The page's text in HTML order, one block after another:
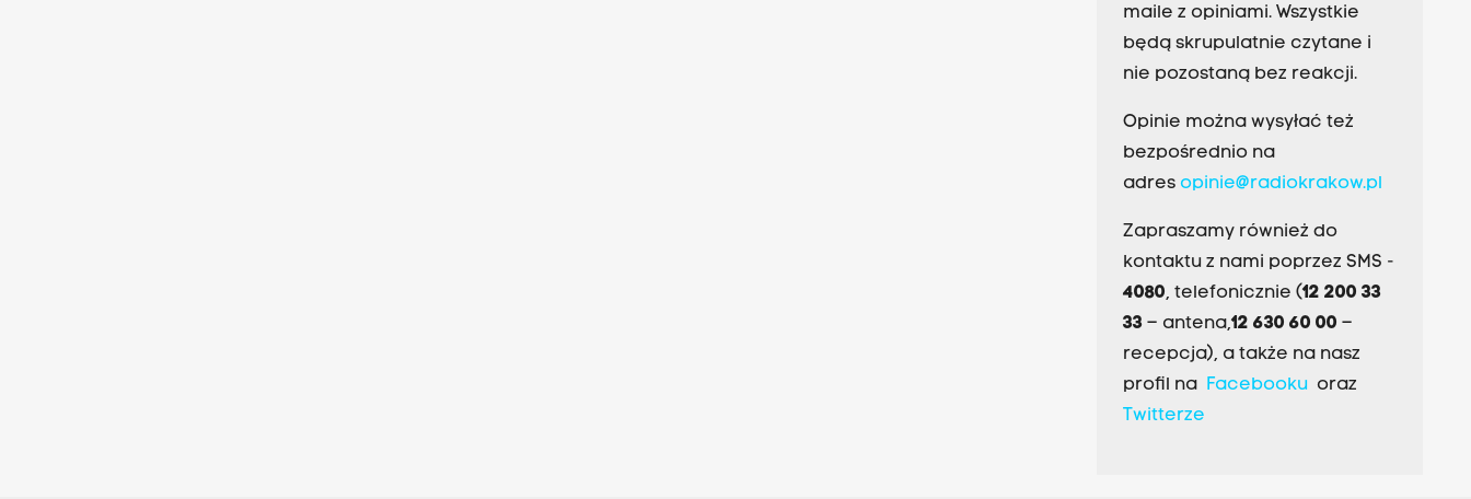
maile z opiniami. Wszystkie
będą skrupulatnie czytane i
nie pozostaną bez reakcji.
Opinie można wysyłać też
bezpośrednio na
adres opinie@radiokrakow.pl
Zapraszamy również do
kontaktu z nami poprzez SMS -
4080, telefonicznie (12 200 33
33– antena,12 630 60 00 –
recepcja), a także na nasz
profil na Facebookuoraz
Twitterze